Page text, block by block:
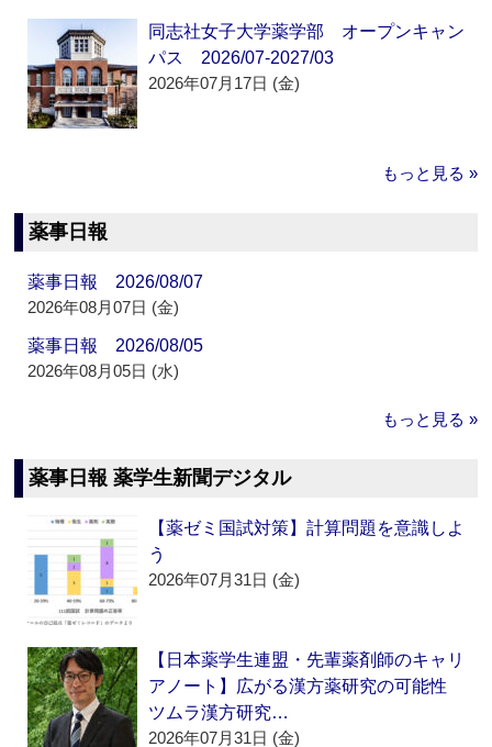
同志社女子大学薬学部 オープンキャン
パス 2026/07-2027/03
2026年07月17日 (金)
もっと見る »
薬事日報
薬事日報 2026/08/07
2026年08月07日 (金)
薬事日報 2026/08/05
2026年08月05日 (水)
もっと見る »
薬事日報 薬学生新聞デジタル
【薬ゼミ国試対策】計算問題を意識しよ
う
2026年07月31日 (金)
【日本薬学生連盟・先輩薬剤師のキャリ
アノート】広がる漢方薬研究の可能性
ツムラ漢方研究…
2026年07月31日 (金)